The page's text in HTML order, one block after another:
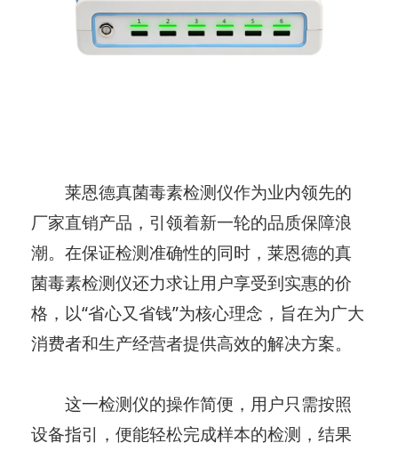
莱恩德真菌毒素检测仪作为业内领先的
厂家直销产品，引领着新一轮的品质保障浪
潮。在保证检测准确性的同时，莱恩德的真
菌毒素检测仪还力求让用户享受到实惠的价
格，以“省心又省钱”为核心理念，旨在为广大
消费者和生产经营者提供高效的解决方案。
这一检测仪的操作简便，用户只需按照
设备指引，便能轻松完成样本的检测，结果